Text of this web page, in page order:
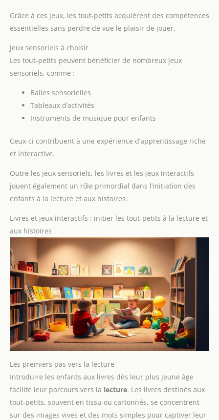
Grâce à ces jeux, les tout-petits acquièrent des compétences
essentielles sans perdre de vue le plaisir de jouer.
Jeux sensoriels à choisir
Les tout-petits peuvent bénéficier de nombreux jeux
sensoriels, comme :
Balles sensorielles
Tableaux d’activités
Instruments de musique pour enfants
Ceux-ci contribuent à une expérience d’apprentissage riche
et interactive.
Outre les jeux sensoriels, les livres et les jeux interactifs
jouent également un rôle primordial dans l’initiation des
enfants à la lecture et aux histoires.
Livres et jeux interactifs : initier les tout-petits à la lecture et
aux histoires
Les premiers pas vers la lecture
Introduire les enfants aux livres dès leur plus jeune âge
facilite leur parcours vers la lecture. Les livres destinés aux
tout-petits, souvent en tissu ou cartonnés, se concentrent
sur des images vives et des mots simples pour captiver leur